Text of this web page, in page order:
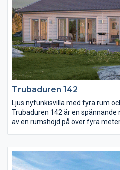
Trubaduren 142
Ljus nyfunkisvilla med fyra rum
Trubaduren 142 är en
av en rumshöjd på över fyra
volymskapande snedtak som
Här har du ljusinsläpp från fyra